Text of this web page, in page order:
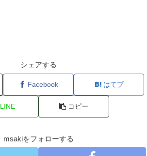
シェアする
Facebook はてブ
LINE コピー
msakiをフォローする